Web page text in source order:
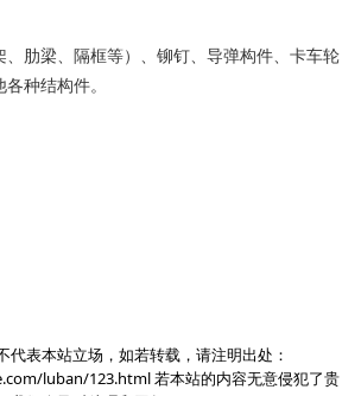
肋梁、隔框等）、铆钉、导弹构件、卡车轮
种结构件。
代表本站立场，如若转载，请注明出处：
luban/123.html若本站的内容无意侵犯了贵